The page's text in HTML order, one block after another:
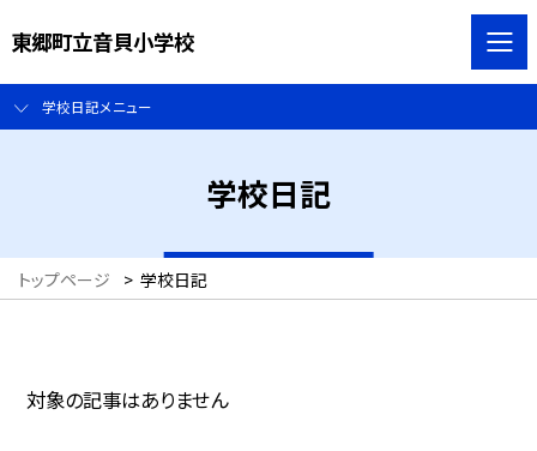
東郷町立音貝小学校
学校日記メニュー
学校日記
トップページ > 学校日記
対象の記事はありません